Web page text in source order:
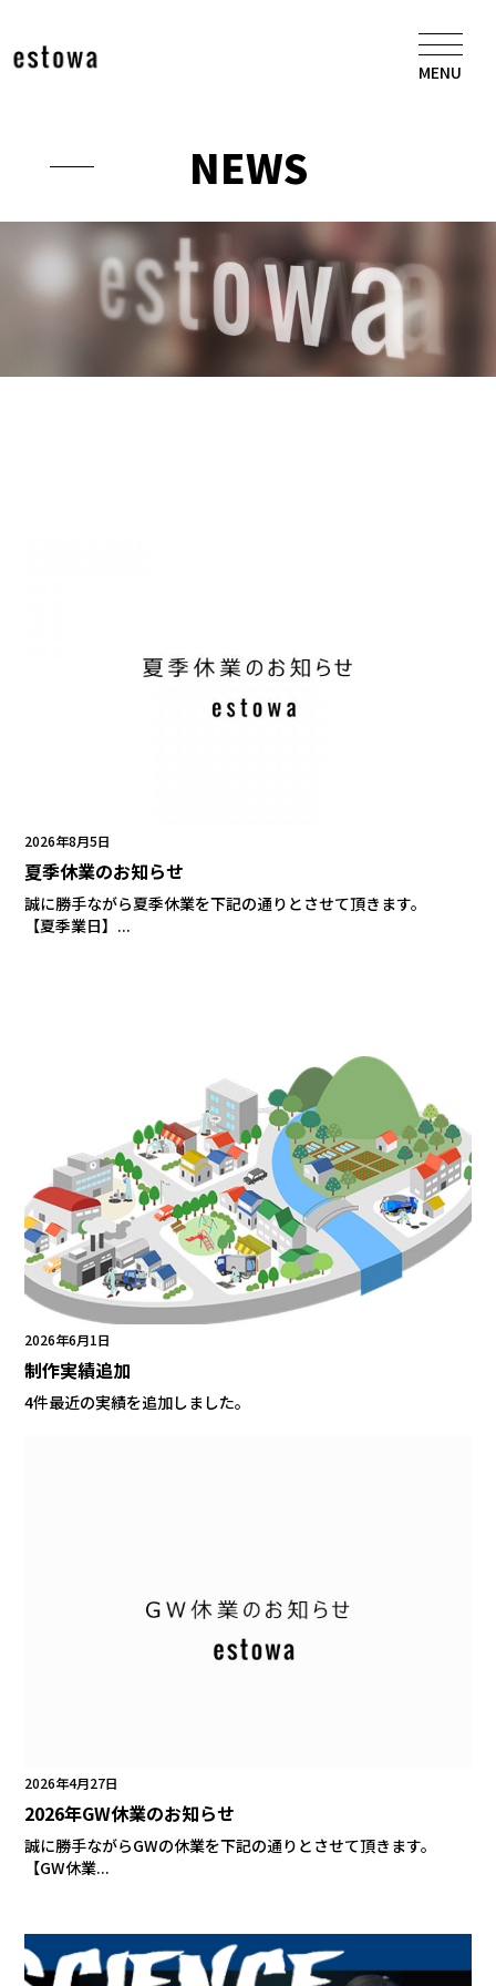
MENU
NEWS
2026年8月5日
夏季休業のお知らせ
誠に勝手ながら夏季休業を下記の通りとさせて頂きます。
【夏季業日】...
2026年6月1日
制作実績追加
4件最近の実績を追加しました。
2026年4月27日
2026年GW休業のお知らせ
誠に勝手ながらGWの休業を下記の通りとさせて頂きます。
【GW休業...